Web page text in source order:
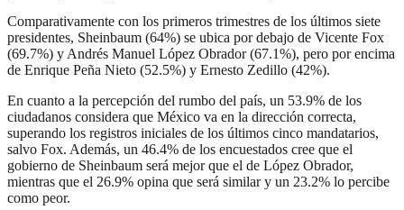
Comparativamente con los primeros trimestres de los últimos siete
presidentes, Sheinbaum (64%) se ubica por debajo de Vicente Fox
(69.7%) y Andrés Manuel López Obrador (67.1%), pero por encima
de Enrique Peña Nieto (52.5%) y Ernesto Zedillo (42%).
En cuanto a la percepción del rumbo del país, un 53.9% de los
ciudadanos considera que México va en la dirección correcta,
superando los registros iniciales de los últimos cinco mandatarios,
salvo Fox. Además, un 46.4% de los encuestados cree que el
gobierno de Sheinbaum será mejor que el de López Obrador,
mientras que el 26.9% opina que será similar y un 23.2% lo percibe
como peor.